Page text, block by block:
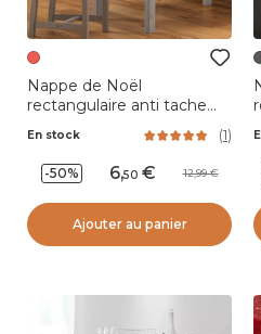
Nappe de Noël
rectangulaire anti tache
En stock (1)
-50% 6,50 12,99
Ajouter au panier